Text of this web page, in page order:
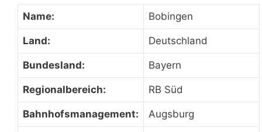
Name: Bobingen
Land: Deutschland
Bundesland: Bayern
Regionalbereich: RB Süd
Bahnhofsmanagement: Augsburg